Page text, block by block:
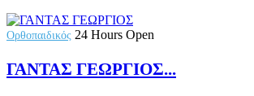
Ορθοπαιδικός 24 Hours Open
ΓΑΝΤΑΣ ΓΕΩΡΓΙΟΣ...